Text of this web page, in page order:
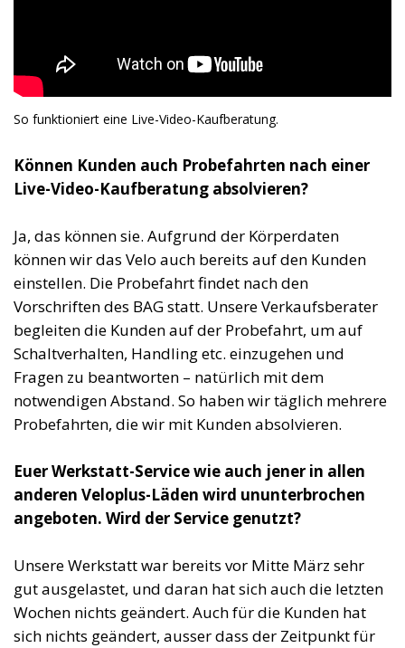
So funktioniert eine Live-Video-Kaufberatung.
Können Kunden auch Probefahrten nach einer
Live-Video-Kaufberatung absolvieren?
Ja, das können sie. Aufgrund der Körperdaten
können wir das Velo auch bereits auf den Kunden
einstellen. Die Probefahrt findet nach den
Vorschriften des BAG statt. Unsere Verkaufsberater
begleiten die Kunden auf der Probefahrt, um auf
Schaltverhalten, Handling etc. einzugehen und
Fragen zu beantworten – natürlich mit dem
notwendigen Abstand. So haben wir täglich mehrere
Probefahrten, die wir mit Kunden absolvieren.
Euer Werkstatt-Service wie auch jener in allen
anderen Veloplus-Läden wird ununterbrochen
angeboten. Wird der Service genutzt?
Unsere Werkstatt war bereits vor Mitte März sehr
gut ausgelastet, und daran hat sich auch die letzten
Wochen nichts geändert. Auch für die Kunden hat
sich nichts geändert, ausser dass der Zeitpunkt für